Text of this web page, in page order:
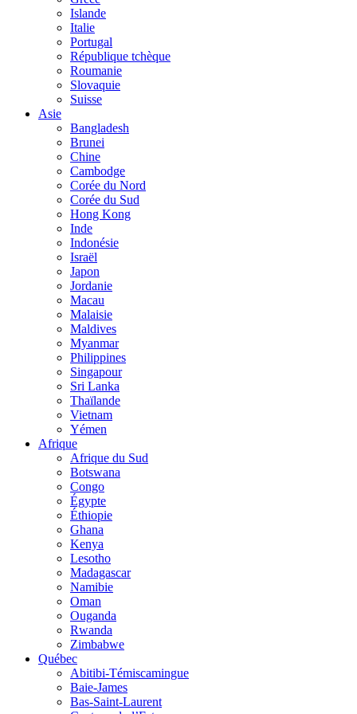
Islande
Italie
Portugal
République tchèque
Roumanie
Slovaquie
Suisse
Asie
Bangladesh
Brunei
Chine
Cambodge
Corée du Nord
Corée du Sud
Hong Kong
Inde
Indonésie
Israël
Japon
Jordanie
Macau
Malaisie
Maldives
Myanmar
Philippines
Singapour
Sri Lanka
Thaïlande
Vietnam
Yémen
Afrique
Afrique du Sud
Botswana
Congo
Égypte
Éthiopie
Ghana
Kenya
Lesotho
Madagascar
Namibie
Oman
Ouganda
Rwanda
Zimbabwe
Québec
Abitibi-Témiscamingue
Baie-James
Bas-Saint-Laurent